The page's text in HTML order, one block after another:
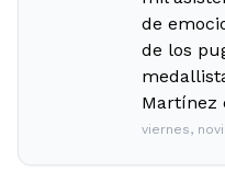
de
de los
Martínez
viernes,